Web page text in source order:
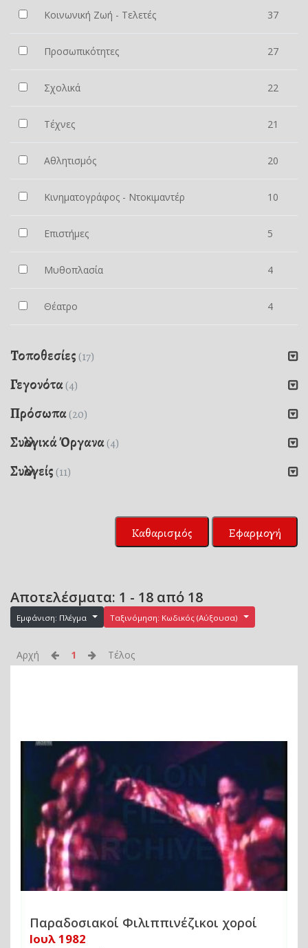
Κοινωνική Ζωή - Τελετές 37
Προσωπικότητες 27
Σχολικά 22
Τέχνες 21
Αθλητισμός 20
Κινηματογράφος - Ντοκιμαντέρ 10
Επιστήμες 5
Μυθοπλασία 4
Θέατρο 4
Τοποθεσίες (17)
Γεγονότα(4)
Πρόσωπα(20)
Συλλογικά Όργανα(4)
Συλλογείς (11)
Καθαρισμός Εφαρμογή
Αποτελέσματα: 1 - 18 από 18
Εμφάνιση: Πλέγμα Ταξινόμηση: Κωδικός (Αύξουσα)
Αρχή 1 Τέλος
Παραδοσιακοί Φιλιππινέζικοι χοροί
Ιουλ 1982